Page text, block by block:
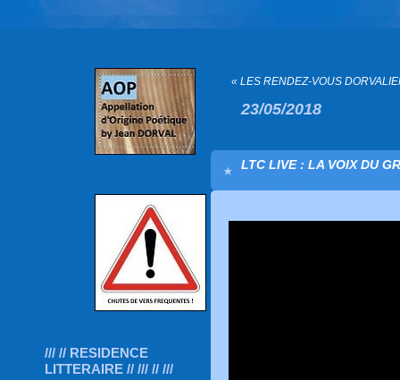
/// // RESIDENCE
LITTERAIRE // /// // ///
« LES RENDEZ-VOUS
23/05/2018
LTC LIVE : LA VOIX DU